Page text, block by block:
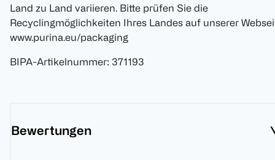
Land zu Land variieren. Bitte prüfen Sie die
Recyclingmöglichkeiten Ihres Landes auf unserer
www.purina.eu/packaging
BIPA-Artikelnummer: 371193
Bewertungen